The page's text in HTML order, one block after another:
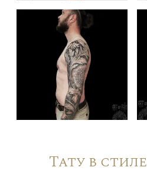
Тату в стиле